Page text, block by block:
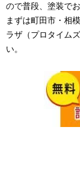
ので普段、塗装で
まずは町田市・相
ラザ（プロタイム
い。